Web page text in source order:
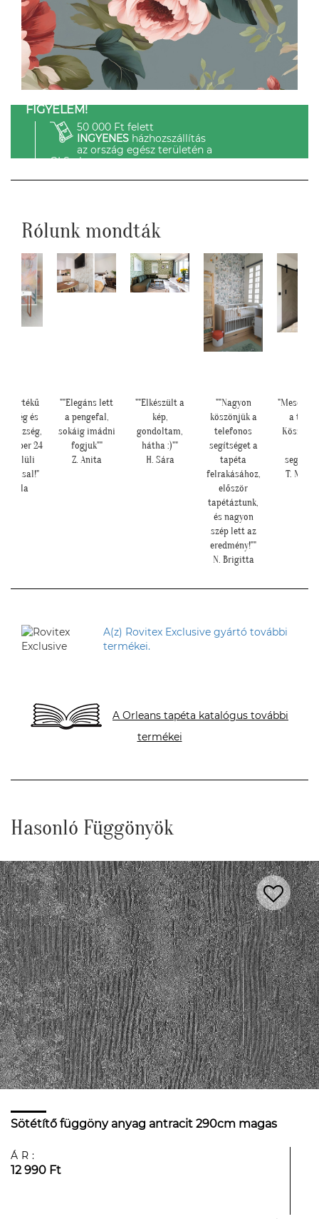
FIGYELEM!
50 000 Ft felett
INGYENESházhozszállítás
az ország egész területén a
GLS-el.
Rólunk mondták
értékű
és
24
belüli
Leila
""Elegáns lett
a pengefal,
sokáig imádni
fogjuk""
Z. Anita
""Elkészült a
kép,
gondoltam,
hátha :)""
H. Sára
""Nagyon
köszönjük a
telefonos
segítséget a
tapéta
felrakásához,
először
tapétáztunk,
és nagyon
szép lett az
eredmény!""
N. Brigitta
a
T.
A(z) Rovitex Exclusive gyártó további
termékei.
A Orleans tapéta katalógus további
termékei
Hasonló Függönyök
Sötétítő függöny anyag antracit 290cm magas
ÁR:
12 990 Ft